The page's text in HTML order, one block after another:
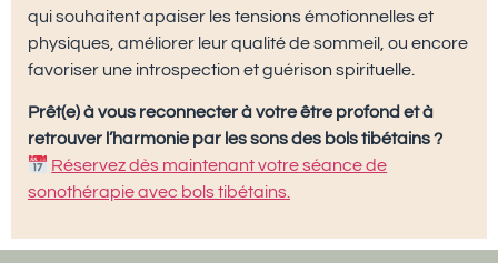
qui souhaitent apaiser les tensions émotionnelles et
physiques, améliorer leur qualité de sommeil, ou encore
favoriser une introspection et guérison spirituelle.
Prêt(e) à vous reconnecter à votre être profond et à
retrouver l’harmonie par les sons des bols tibétains ?
Réservez dès maintenant votre séance de
sonothérapie avec bols tibétains.